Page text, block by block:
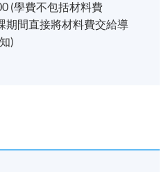
(學費不包括材料費
期間直接將材料費交給導
)